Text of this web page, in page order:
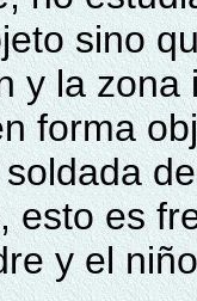
sino
y la
forma
esto es
y el